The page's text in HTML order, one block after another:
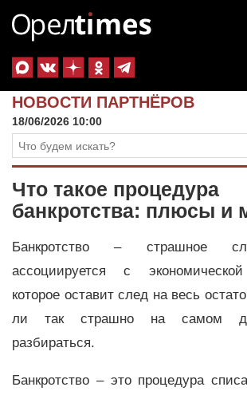
НОВОСТИ ПАРТНЁРОВ
18/06/2026 10:00
Что такое процедура
банкротства: плюсы и
Банкротство – страшное
ассоциируется с
которое оставит след на весь
ли так страшно на самом
разбираться.
Банкротство – это процедура